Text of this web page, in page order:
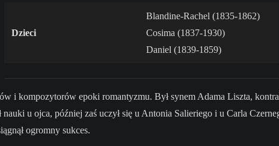
Dzieci
Blandine-Rachel (1835-1862)
Cosima (1837-1930)
Daniel (1839-1859)
i kompozytorów epoki romantyzmu. Był synem Adama Liszta,
u ojca, później zaś uczył się u Antonia Salieriego i u Carla
ogromny sukces.